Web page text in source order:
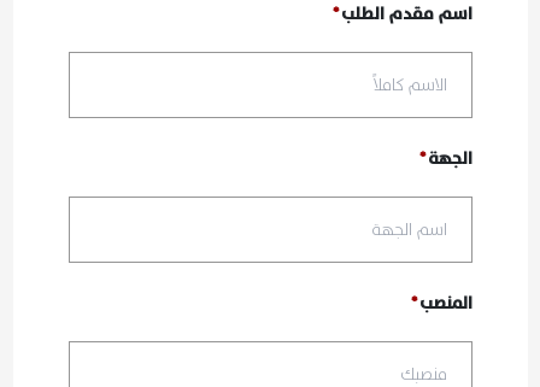
اسم مقدم الطلب
الجهة
المنصب